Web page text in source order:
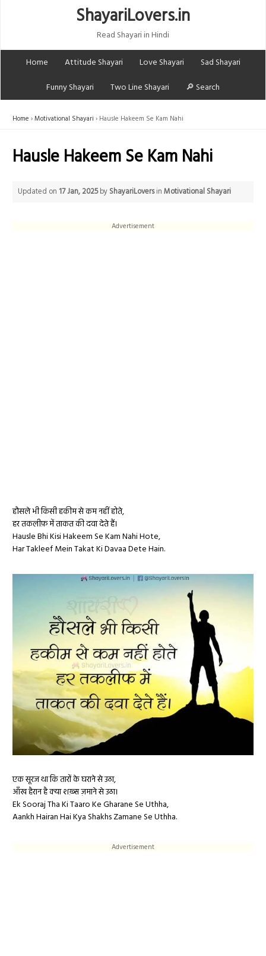
ShayariLovers.in
Read Shayari in Hindi
Home
Attitude Shayari Love Shayari
Sad Shayari
Funny Shayari
Two Line Shayari 🔎 Search
Home Motivational Shayari Hausle Hakeem Se Kam Nahi
Hausle Hakeem Se Kam Nahi
Updated on 17 Jan, 2025by ShayariLoversinMotivational Shayari
Advertisement
हौसले भी किसी हकीम से कम नहीं होते,
हर तकलीफ़ में ताकत की दवा देते हैं।
Hausle Bhi Kisi Hakeem Se Kam Nahi Hote,
Har Takleef Mein Takat Ki Davaa Dete Hain.
एक सूरज था कि तारों के घराने से उठा,
आँख हैरान है क्या शख़्स ज़माने से उठा।
Ek Sooraj Tha Ki Taaro Ke Gharane Se Uthha,
Aankh Hairan Hai Kya Shakhs Zamane Se Uthha.
Advertisement